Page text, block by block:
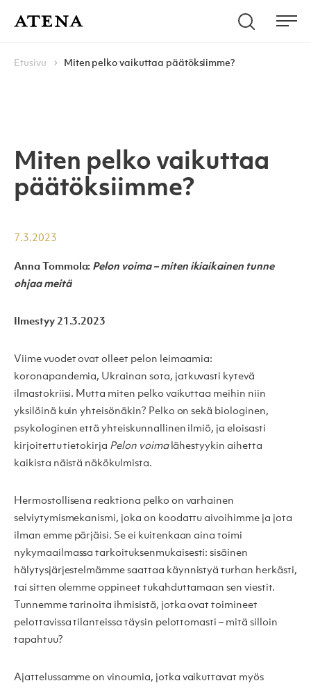
Atena Kustannus Hae
Navigoi
Etusivu
Miten pelko vaikuttaa päätöksiimme?
Miten pelko vaikuttaa
päätöksiimme?
7.3.2023
Anna Tommola: Pelon voima – miten ikiaikainen tunne
ohjaa meitä
Ilmestyy 21.3.2023
Viime vuodet ovat olleet pelon leimaamia:
koronapandemia, Ukrainan sota, jatkuvasti kytevä
ilmastokriisi. Mutta miten pelko vaikuttaa meihin niin
yksilöinä kuin yhteisönäkin? Pelko on sekä biologinen,
psykologinen että yhteiskunnallinen ilmiö, ja eloisasti
kirjoitettu tietokirja Pelon voimalähestyykin aihetta
kaikista näistä näkökulmista.
Hermostollisena reaktiona pelko on varhainen
selviytymismekanismi, joka on koodattu aivoihimme ja jota
ilman emme pärjäisi. Se ei kuitenkaan aina toimi
nykymaailmassa tarkoituksenmukaisesti: sisäinen
hälytysjärjestelmämme saattaa käynnistyä turhan herkästi,
tai sitten olemme oppineet tukahduttamaan sen viestit.
Tunnemme tarinoita ihmisistä, jotka ovat toimineet
pelottavissa tilanteissa täysin pelottomasti – mitä silloin
tapahtuu?
Ajattelussamme on vinoumia, jotka vaikuttavat myös